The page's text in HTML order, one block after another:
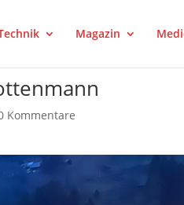
Magazin
Kommentare
LinkedIn